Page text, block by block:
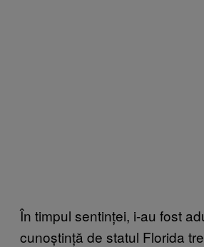
În timpul sentinței, i-au fost
cunoștință de statul Florida